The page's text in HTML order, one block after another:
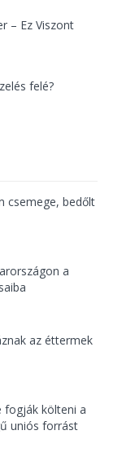
– Ez Viszont
felé?
csemege, bedőlt
a
az éttermek
fogják költeni a
uniós forrást